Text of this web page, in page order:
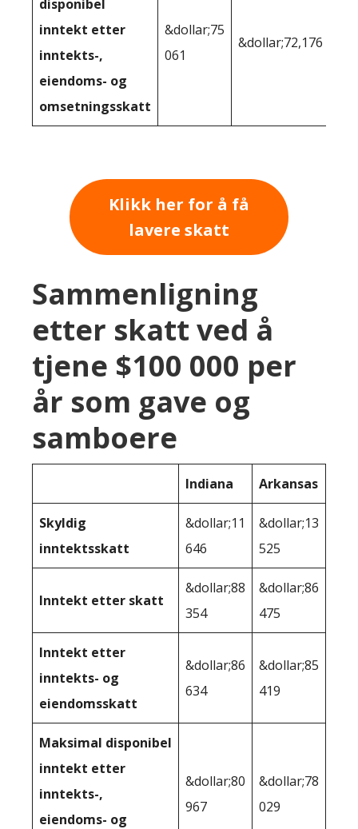
disponibel
inntekt etter
inntekts-,
eiendoms- og
omsetningsskatt
&dollar;75
061
&dollar;72,176
Klikk her for å få
lavere skatt
Sammenligning
etter skatt ved å
tjene $100 000 per
år som gave og
samboere
Indiana Arkansas
Skyldig
inntektsskatt
&dollar;11
646
&dollar;13
525
Inntekt etter skatt
&dollar;88
354
&dollar;86
475
Inntekt etter
inntekts- og
eiendomsskatt
&dollar;86
634
&dollar;85
419
Maksimal disponibel
inntekt etter
inntekts-,
eiendoms- og
&dollar;80
967
&dollar;78
029